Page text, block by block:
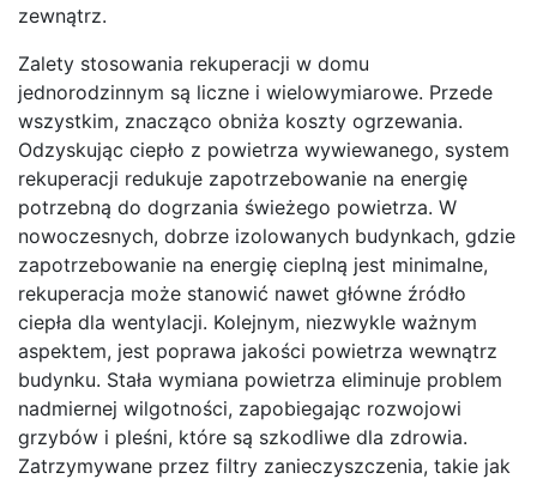
zewnątrz.
Zalety stosowania rekuperacji w domu
jednorodzinnym są liczne i wielowymiarowe. Przede
wszystkim, znacząco obniża koszty ogrzewania.
Odzyskując ciepło z powietrza wywiewanego, system
rekuperacji redukuje zapotrzebowanie na energię
potrzebną do dogrzania świeżego powietrza. W
nowoczesnych, dobrze izolowanych budynkach, gdzie
zapotrzebowanie na energię cieplną jest minimalne,
rekuperacja może stanowić nawet główne źródło
ciepła dla wentylacji. Kolejnym, niezwykle ważnym
aspektem, jest poprawa jakości powietrza wewnątrz
budynku. Stała wymiana powietrza eliminuje problem
nadmiernej wilgotności, zapobiegając rozwojowi
grzybów i pleśni, które są szkodliwe dla zdrowia.
Zatrzymywane przez filtry zanieczyszczenia, takie jak